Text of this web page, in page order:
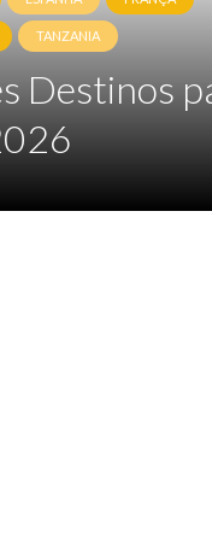
TANZANIA
Destinos